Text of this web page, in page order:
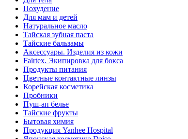
Похудение
Для мам и детей
Натуральное масло
Тайская зубная паста
Тайские бальзамы
Аксессуары. Изделия из кожи
Fairtex. Экипировка для бокса
Продукты питания
Цветные контактные линзы
Корейская косметика
Пробники
Пуш-ап белье
Тайские фрукты
Бытовая химия
Продукция Yanhee Hospital